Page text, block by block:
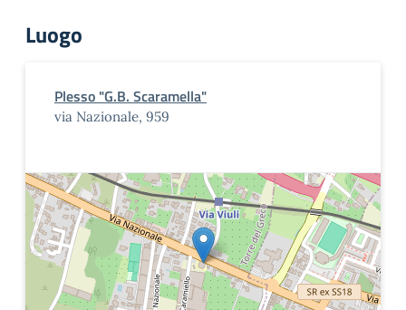
Luogo
Plesso "G.B. Scaramella"
via Nazionale, 959